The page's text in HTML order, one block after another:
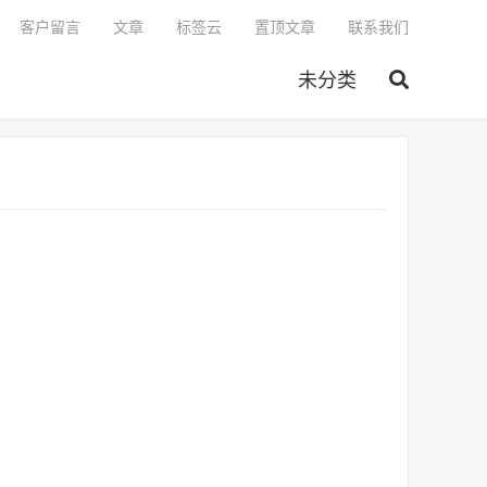
未分类
客户留言 文章 标签云 置顶文章 联系我们